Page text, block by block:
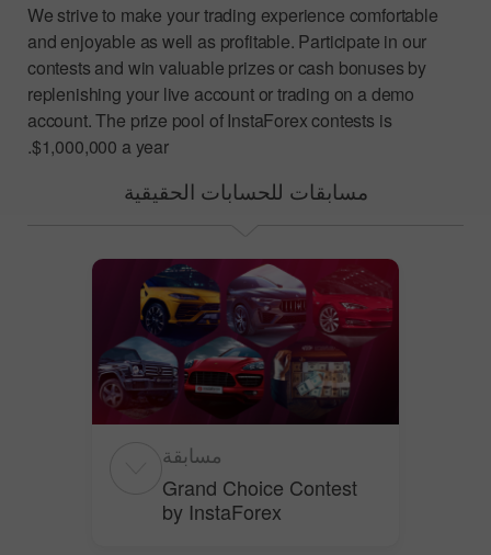
We strive to make your trading experience comfortable
and enjoyable as well as profitable. Participate in our
contests and win valuable prizes or cash bonuses by
replenishing your live account or trading on a demo
account. The prize pool of InstaForex contests is
$1,000,000 a year.
مسابقات للحسابات الحقيقية
مسابقة
Grand Choice Contest
by InstaForex